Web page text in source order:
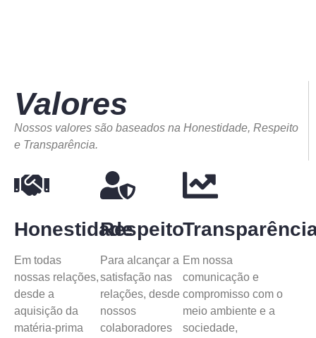
Valores
Nossos valores são baseados na Honestidade, Respeito
e Transparência.
Honestidade
Em todas
nossas relações,
desde a
aquisição da
matéria-prima
Respeito
Para alcançar a
satisfação nas
relações, desde
nossos
colaboradores
Em nossa
comunicação e
compromisso com o
meio ambiente e a
sociedade,